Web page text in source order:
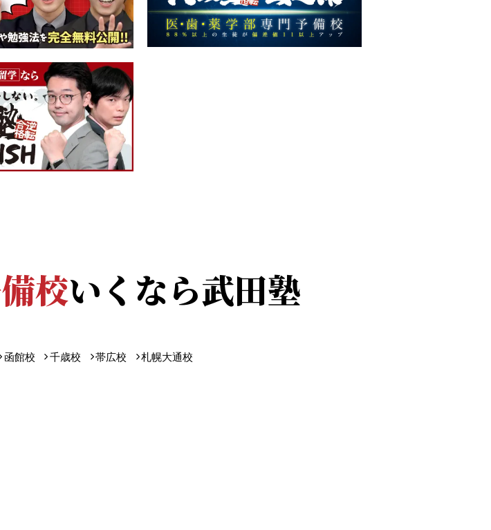
校いくなら武田塾
函館校 千歳校 帯広校 札幌大通校